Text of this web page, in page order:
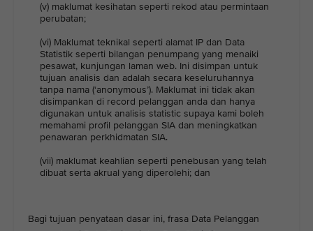
(v) maklumat kesihatan seperti rekod atau permintaan
perubatan;
(vi) Maklumat teknikal seperti alamat IP dan Data
Statistik seperti bilangan penumpang yang menaiki
pesawat, kunjungan laman web. Ini disimpan untuk
tujuan analisis dan adalah secara keseluruhannya
tanpa nama (‘anonymous’). Maklumat ini tidak akan
disimpankan di record pelanggan anda dan hanya
digunakan untuk analisis statistic supaya kami boleh
memahami profil pelanggan SIA dan meningkatkan
penawaran perkhidmatan SIA.
(vii) maklumat keahlian seperti penebusan yang telah
dibuat serta akrual yang diperolehi; dan
Bagi tujuan penyataan dasar ini, frasa Data Pelanggan